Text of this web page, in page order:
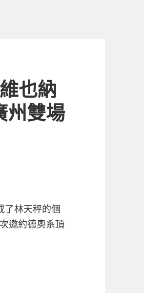
也納
州雙場
了林天秤的個
邀約德奧系頂